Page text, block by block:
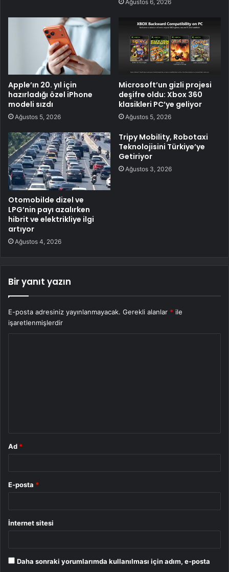
Ağustos 6, 2026
Apple’ın 20. yıl için
hazırladığı özel iPhone
modeli sızdı
Ağustos 5, 2026
Microsoft’un gizli projesi
deşifre oldu: Xbox 360
klasikleri PC’ye geliyor
Ağustos 5, 2026
Otomobilde dizel ve
LPG’nin payı azalırken
hibrit ve elektrikliye ilgi
artıyor
Ağustos 4, 2026
Tripy Mobility, Robotaxi
Teknolojisini Türkiye’ye
Getiriyor
Ağustos 3, 2026
Bir yanıt yazın
E-posta adresiniz yayınlanmayacak. Gerekli alanlar * ile
işaretlenmişlerdir
Ad *
E-posta *
İnternet sitesi
Daha sonraki yorumlarımda kullanılması için adım, e-posta